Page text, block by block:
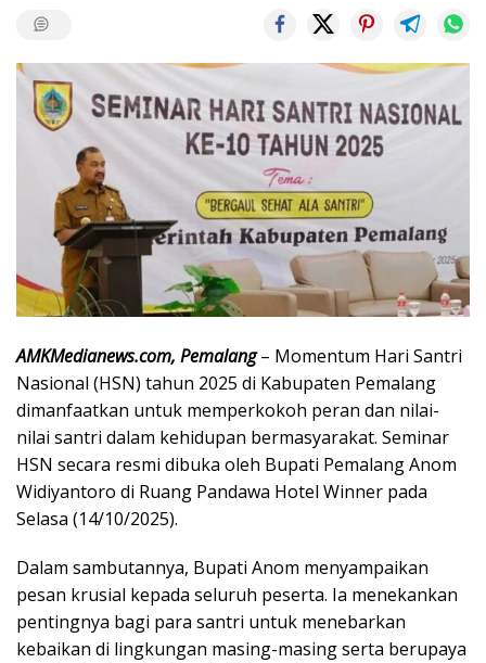
AMKMedianews.com, Pemalang– Momentum Hari Santri
Nasional (HSN) tahun 2025 di Kabupaten Pemalang
dimanfaatkan untuk memperkokoh peran dan nilai-
nilai santri dalam kehidupan bermasyarakat. Seminar
HSN secara resmi dibuka oleh Bupati Pemalang Anom
Widiyantoro di Ruang Pandawa Hotel Winner pada
Selasa (14/10/2025).
Dalam sambutannya, Bupati Anom menyampaikan
pesan krusial kepada seluruh peserta. Ia menekankan
pentingnya bagi para santri untuk menebarkan
kebaikan di lingkungan masing-masing serta berupaya